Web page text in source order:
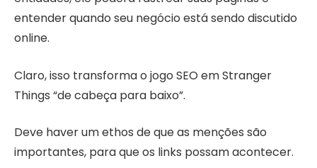
entender quando seu negócio está sendo discutido
online.
Claro, isso transforma o jogo SEO em Stranger
Things “de cabeça para baixo”.
Deve haver um ethos de que as menções são
importantes, para que os links possam acontecer.